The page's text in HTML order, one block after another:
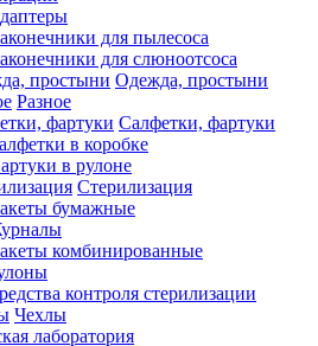
для пылесоса
для слюноотсоса
Одежда, простыни
Разное
Салфетки, фартуки
в коробке
в рулоне
Стерилизация
бумажные
комбинированные
контроля стерилизации
Чехлы
лаборатория